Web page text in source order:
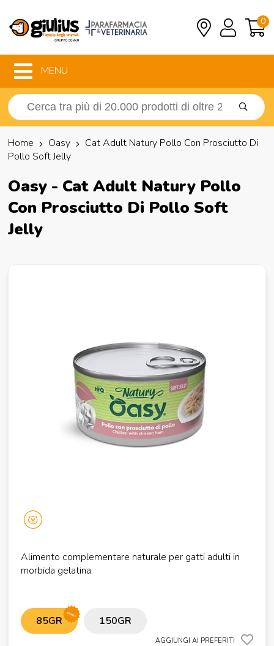
0
MENU
Home Oasy
Cat Adult Natury Pollo Con Prosciutto Di
Pollo Soft Jelly
Oasy - Cat Adult Natury Pollo
Con Prosciutto Di Pollo Soft
Jelly
Alimento complementare naturale per gatti adulti in
morbida gelatina.
85GR promo 150GR
AGGIUNGI AI PREFERITI